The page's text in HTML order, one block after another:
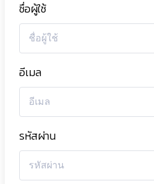
ชื่อผู้ใช้
อีเมล
รหัสผ่าน